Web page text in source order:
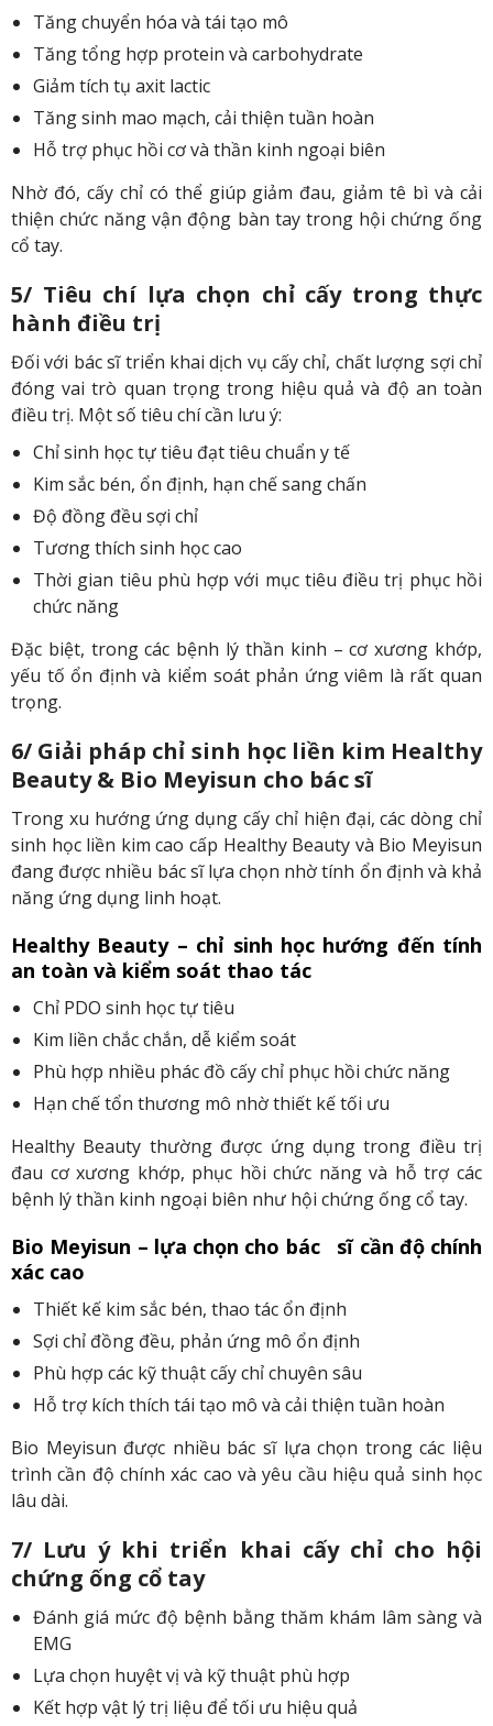
Tăng chuyển hóa và tái tạo mô
Tăng tổng hợp protein và carbohydrate
Giảm tích tụ axit lactic
Tăng sinh mao mạch, cải thiện tuần hoàn
Hỗ trợ phục hồi cơ và thần kinh ngoại biên
Nhờ đó, cấy chỉ có thể giúp giảm đau, giảm tê bì và cải
thiện chức năng vận động bàn tay trong hội chứng ống
cổ tay.
5/ Tiêu chí lựa chọn chỉ cấy trong thực
hành điều trị
Đối với bác sĩ triển khai dịch vụ cấy chỉ, chất lượng sợi chỉ
đóng vai trò quan trọng trong hiệu quả và độ an toàn
điều trị. Một số tiêu chí cần lưu ý:
Chỉ sinh học tự tiêu đạt tiêu chuẩn y tế
Kim sắc bén, ổn định, hạn chế sang chấn
Độ đồng đều sợi chỉ
Tương thích sinh học cao
Thời gian tiêu phù hợp với mục tiêu điều trị phục hồi
chức năng
Đặc biệt, trong các bệnh lý thần kinh – cơ xương khớp,
yếu tố ổn định và kiểm soát phản ứng viêm là rất quan
trọng.
6/ Giải pháp chỉ sinh học liền kim Healthy
Beauty & Bio Meyisun cho bác sĩ
Trong xu hướng ứng dụng cấy chỉ hiện đại, các dòng chỉ
sinh học liền kim cao cấp Healthy Beauty và Bio Meyisun
đang được nhiều bác sĩ lựa chọn nhờ tính ổn định và khả
năng ứng dụng linh hoạt.
Healthy Beauty – chỉ sinh học hướng đến tính
an toàn và kiểm soát thao tác
Chỉ PDO sinh học tự tiêu
Kim liền chắc chắn, dễ kiểm soát
Phù hợp nhiều phác đồ cấy chỉ phục hồi chức năng
Hạn chế tổn thương mô nhờ thiết kế tối ưu
Healthy Beauty thường được ứng dụng trong điều trị
đau cơ xương khớp, phục hồi chức năng và hỗ trợ các
bệnh lý thần kinh ngoại biên như hội chứng ống cổ tay.
Bio Meyisun – lựa chọn cho bác sĩ cần độ chính
xác cao
Thiết kế kim sắc bén, thao tác ổn định
Sợi chỉ đồng đều, phản ứng mô ổn định
Phù hợp các kỹ thuật cấy chỉ chuyên sâu
Hỗ trợ kích thích tái tạo mô và cải thiện tuần hoàn
Bio Meyisun được nhiều bác sĩ lựa chọn trong các liệu
trình cần độ chính xác cao và yêu cầu hiệu quả sinh học
lâu dài.
7/ Lưu ý khi triển khai cấy chỉ cho hội
chứng ống cổ tay
Đánh giá mức độ bệnh bằng thăm khám lâm sàng và
EMG
Lựa chọn huyệt vị và kỹ thuật phù hợp
Kết hợp vật lý trị liệu để tối ưu hiệu quả